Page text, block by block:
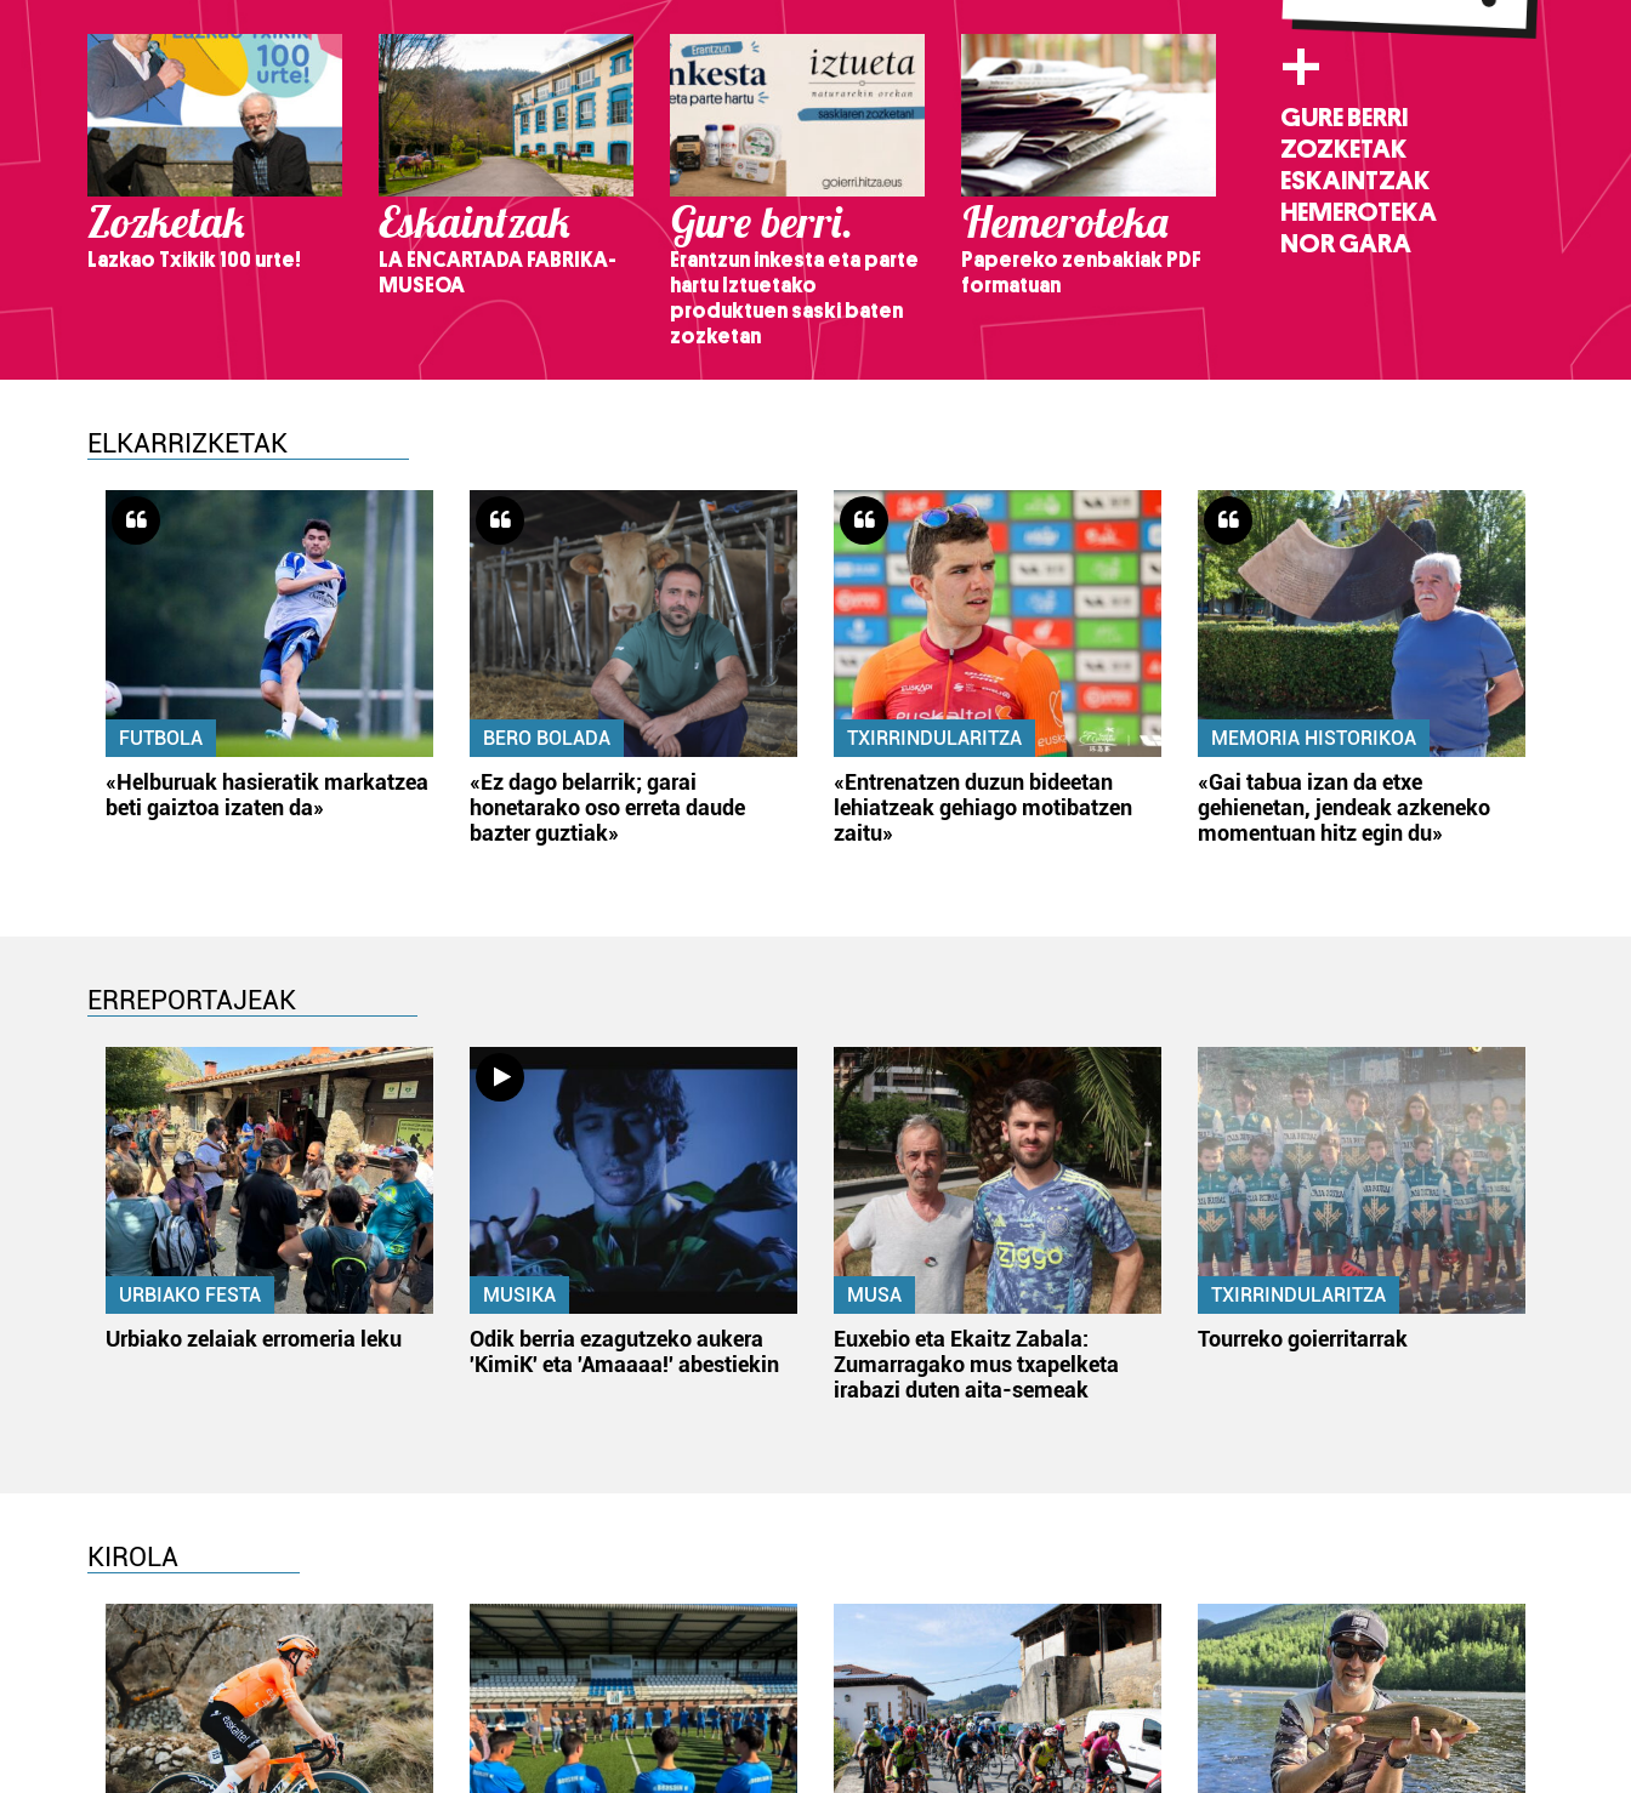
Zozketak
Lazkao Txikik 100 urte!
Eskaintzak
LA ENCARTADA FABRIKA-
MUSEOA
Gure berri.
Erantzun inkesta eta parte
hartu Iztuetako
produktuen saski baten
zozketan
Hemeroteka
Papereko zenbakiak PDF
formatuan
+
GURE BERRI
ZOZKETAK
ESKAINTZAK
HEMEROTEKA
NOR GARA
ELKARRIZKETAK
FUTBOLA
«Helburuak hasieratik markatzea
beti gaiztoa izaten da»
BERO BOLADA
«Ez dago belarrik; garai
honetarako oso erreta daude
bazter guztiak»
TXIRRINDULARITZA
«Entrenatzen duzun bideetan
lehiatzeak gehiago motibatzen
zaitu»
MEMORIA HISTORIKOA
«Gai tabua izan da etxe
gehienetan, jendeak azkeneko
momentuan hitz egin du»
ERREPORTAJEAK
URBIAKO FESTA
Urbiako zelaiak erromeria leku
MUSIKA
Odik berria ezagutzeko aukera
'KimiK' eta 'Amaaaa!' abestiekin
MUSA
Euxebio eta Ekaitz Zabala:
Zumarragako mus txapelketa
irabazi duten aita-semeak
TXIRRINDULARITZA
Tourreko goierritarrak
KIROLA